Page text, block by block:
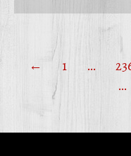
← 1 …
…